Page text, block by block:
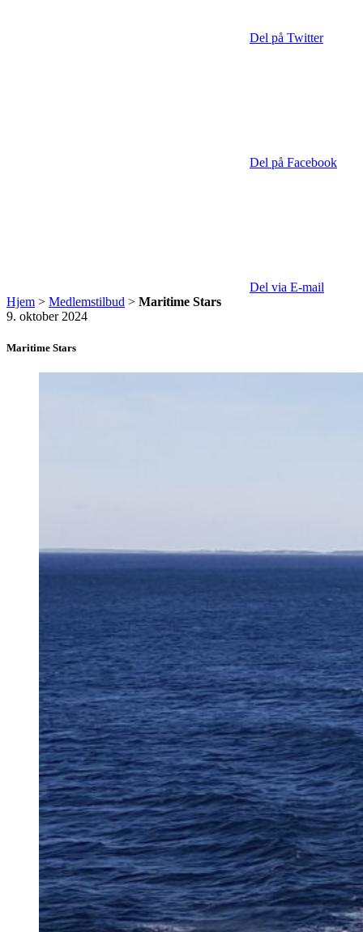
Del på Twitter
Del på Facebook
Del via E-mail
Hjem > Medlemstilbud > Maritime Stars
9. oktober 2024
Maritime Stars